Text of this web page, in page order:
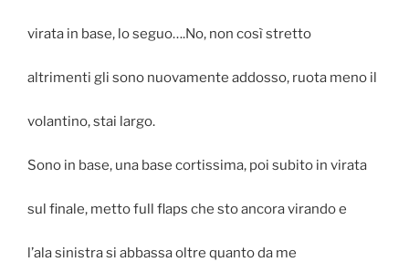
virata in base, lo seguo….No, non così stretto
altrimenti gli sono nuovamente addosso, ruota meno il
volantino, stai largo.
Sono in base, una base cortissima, poi subito in virata
sul finale, metto full flaps che sto ancora virando e
l’ala sinistra si abbassa oltre quanto da me